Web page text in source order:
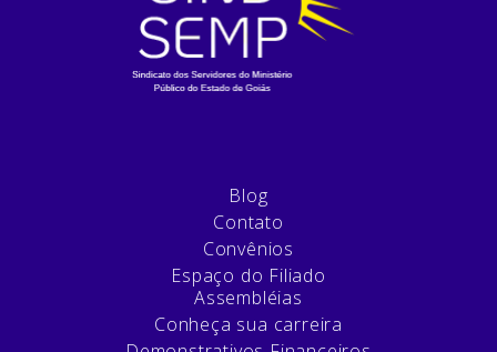
Blog
Contato
Convênios
Espaço do Filiado
Assembléias
Conheça sua carreira